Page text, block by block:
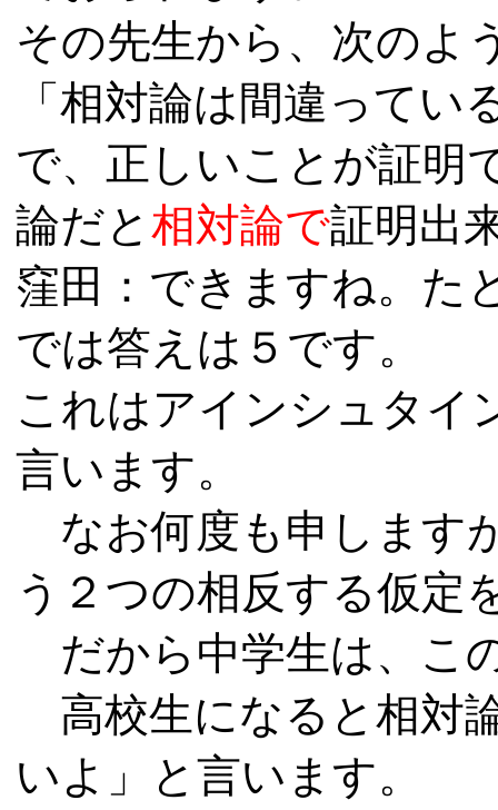
その先生から、次のよ
「相対論は間違って
で、正しいことが証明
論だと 相対論で証明出
窪田：できますね。た
では答えは ５ です。
これはアインシュタイ
言います。
なお何度も申します
う ２ つの相反する仮定
だから中学生は、こ
高校生になると相対
いよ」と言います。